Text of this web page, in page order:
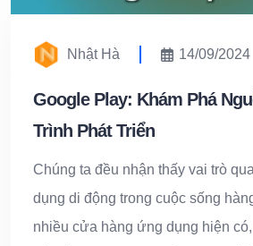
Nhật Hà 14/09/2024
Google Play: Khám Phá
Trình Phát Triển
Chúng ta đều nhận thấy vai trò
dụng di động trong cuộc sống
nhiều cửa hàng ứng dụng hiện